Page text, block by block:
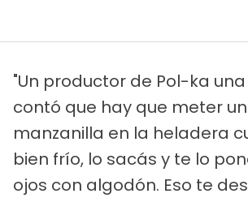
"Un productor de Pol-ka
contó que hay que meter
manzanilla en la heladera
bien frío, lo sacás y te lo
ojos con algodón. Eso te